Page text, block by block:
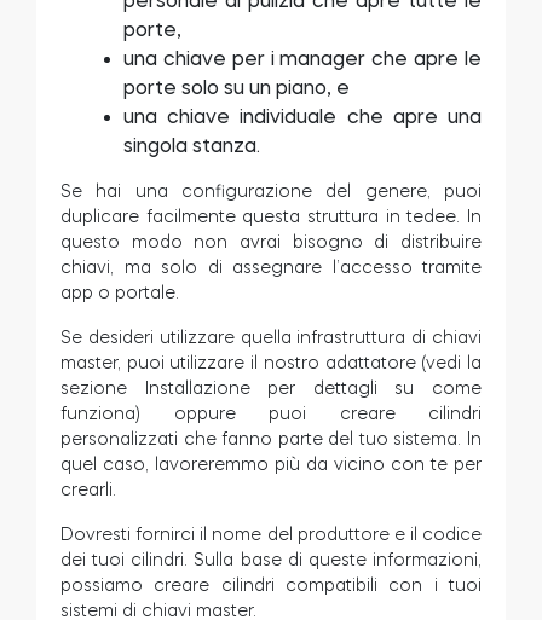
porte,
una chiave per i manager che apre le
porte solo su un piano, e
una chiave individuale che apre una
singola stanza.
Se hai una configurazione del genere, puoi
duplicare facilmente questa struttura in tedee. In
questo modo non avrai bisogno di distribuire
chiavi, ma solo di assegnare l’accesso tramite
app o portale.
Se desideri utilizzare quella infrastruttura di chiavi
master, puoi utilizzare il nostro adattatore (vedi la
sezione Installazione per dettagli su come
funziona) oppure puoi creare cilindri
personalizzati che fanno parte del tuo sistema. In
quel caso, lavoreremmo più da vicino con te per
crearli.
Dovresti fornirci il nome del produttore e il codice
dei tuoi cilindri. Sulla base di queste informazioni,
possiamo creare cilindri compatibili con i tuoi
sistemi di chiavi master.